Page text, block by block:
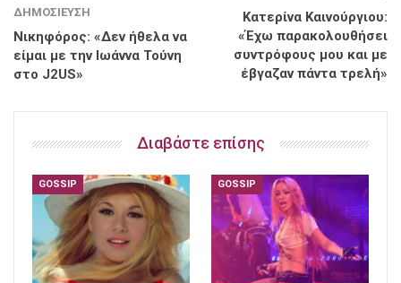
ΔΗΜΟΣΊΕΥΣΗ
Νικηφόρος: «Δεν ήθελα να
είμαι με την Ιωάννα Τούνη
στο J2US»
Κατερίνα Καινούργιου:
«Έχω παρακολουθήσει
συντρόφους μου και με
έβγαζαν πάντα τρελή»
Διαβάστε επίσης
GOSSIP GOSSIP